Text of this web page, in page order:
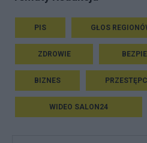
PIS GŁOS
ZDROWIE
BIZNES
WIDEO SALON24